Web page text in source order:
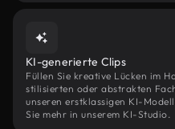
KI-generierte Clips
Füllen Sie kreative Lücken im
stilisierten oder abstrakten
unseren erstklassigen KI-
Sie mehr in unserem KI-Studio.